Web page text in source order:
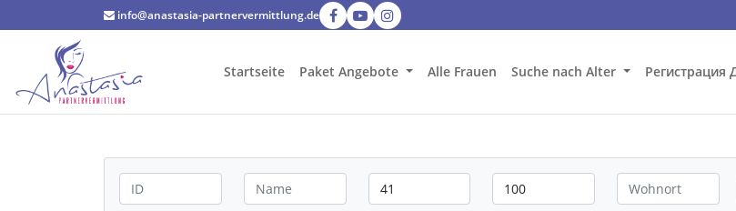
info@anastasia-partnervermittlung.de
Startseite Paket Angebote Alle Frauen Suche nach Alter Регистрация